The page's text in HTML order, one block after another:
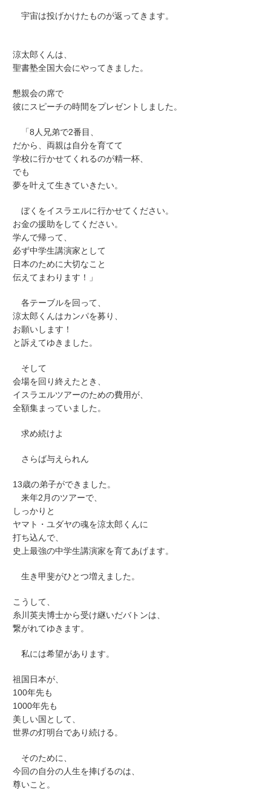
宇宙は投げかけたものが返ってきます。
涼太郎くんは、
聖書塾全国大会にやってきました。
懇親会の席で
彼にスピーチの時間をプレゼントしました。
「8人兄弟で2番目、
だから、両親は自分を育てて
学校に行かせてくれるのが精一杯、
でも
夢を叶えて生きていきたい。
ぼくをイスラエルに行かせてください。
お金の援助をしてください。
学んで帰って、
必ず中学生講演家として
日本のために大切なこと
伝えてまわります！」
各テーブルを回って、
涼太郎くんはカンパを募り、
お願いします！
と訴えてゆきました。
そして
会場を回り終えたとき、
イスラエルツアーのための費用が、
全額集まっていました。
求め続けよ
さらば与えられん
13歳の弟子ができました。
来年2月のツアーで、
しっかりと
ヤマト・ユダヤの魂を涼太郎くんに
打ち込んで、
史上最強の中学生講演家を育てあげます。
生き甲斐がひとつ増えました。
こうして、
糸川英夫博士から受け継いだバトンは、
繋がれてゆきます。
私には希望があります。
祖国日本が、
100年先も
1000年先も
美しい国として、
世界の灯明台であり続ける。
そのために、
今回の自分の人生を捧げるのは、
尊いこと。